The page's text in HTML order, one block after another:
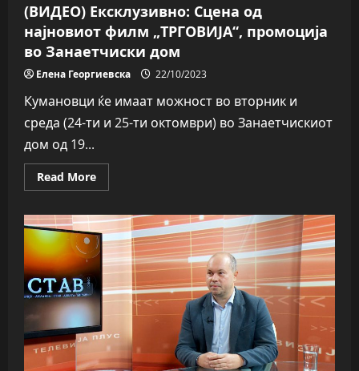
(ВИДЕО) Ексклузивно: Сцена од
најновиот филм „ТРГОВИЈА“, промоција
во Занаетчиски дом
Елена Георгиевска 22/10/2023
Кумановци ќе имаат можност во вторник и
среда (24-ти и 25-ти октомври) во Занаетчискиот
дом од 19...
Read MoreRead
more
Ексклузивно:
Сцена
од
најновиот
филм
„ТРГОВИЈА“,
промоција
во
Занаетчиски
дом